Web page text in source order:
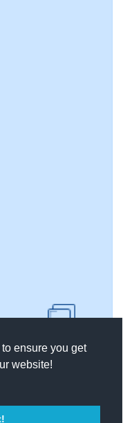
ensure you get
website!
adrese: